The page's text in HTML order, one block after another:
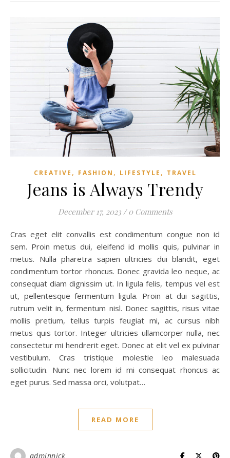
CREATIVE , FASHION , LIFESTYLE , TRAVEL
Jeans is Always Trendy
December 17, 2023 / 0 Comments
Cras eget elit convallis est condimentum congue non id
sem. Proin metus dui, eleifend id mollis quis, pulvinar in
metus. Nulla pharetra sapien ultricies dui blandit, eget
condimentum tortor rhoncus. Donec gravida leo neque, ac
consequat diam dignissim ut. In ligula felis, tempus vel est
ut, pellentesque fermentum ligula. Proin at dui sagittis,
rutrum velit in, fermentum nisl. Donec sagittis, risus vitae
mollis pretium, tellus turpis feugiat mi, ac cursus nibh
metus quis tortor. Integer ultricies ullamcorper nulla, nec
consectetur mi hendrerit eget. Donec at elit vel ex pulvinar
vestibulum. Cras tristique molestie leo malesuada
sollicitudin. Nunc nec lorem id mi consequat rhoncus ac
eget purus. Sed massa orci, volutpat…
READ MORE
adminnick